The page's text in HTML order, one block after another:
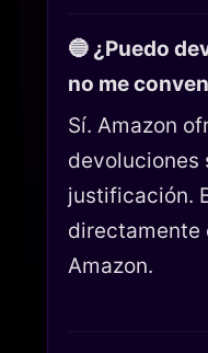
🔵 ¿Puedo
no me
Sí. Amazon
devoluciones
justificación.
directamente
Amazon.